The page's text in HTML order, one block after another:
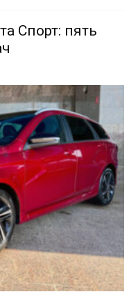
Спорт: пять